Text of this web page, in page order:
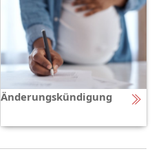
Änderungskündigung